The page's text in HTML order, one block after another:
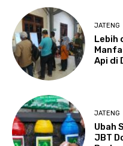
JATENG
Lebih
Api di
JATENG
Ubah
JBT